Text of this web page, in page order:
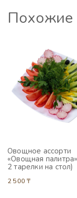
Похожие
Овощное ассорти
«Овощная
2 тарелки на стол)
2 500₸